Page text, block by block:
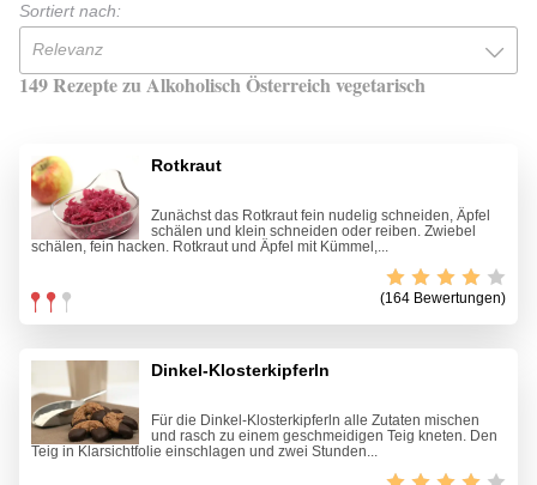
Sortiert nach:
Relevanz
149 Rezepte zu Alkoholisch Österreich vegetarisch
Rotkraut
Zunächst das Rotkraut fein nudelig schneiden, Äpfel
schälen und klein schneiden oder reiben. Zwiebel
schälen, fein hacken. Rotkraut und Äpfel mit Kümmel,...
(164 Bewertungen)
Dinkel-Klosterkipferln
Für die Dinkel-Klosterkipferln alle Zutaten mischen
und rasch zu einem geschmeidigen Teig kneten. Den
Teig in Klarsichtfolie einschlagen und zwei Stunden...